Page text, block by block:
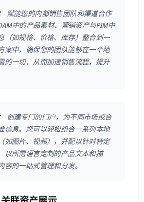
赋能您的内部销售团队和渠道合作
中的产品素材、营销资产与PIM中
（如规格、价格、库存）整合到一
案中，确保您的团队能够在一个地
的一切，从而加速销售流程，提升
创建专门的门户，为不同市场或合
信息。您可以轻松组合一系列本地
如图片、视频），并配以针对特定
以所需语言定制的产品文本和描
容的一站式管理和分发。